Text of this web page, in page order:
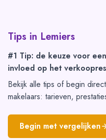
Tips in Lemiers
#1 Tip: de keuze voor
invloed op het
Bekijk alle tips of begin
makelaars: tarieven,
Begin met vergelijken